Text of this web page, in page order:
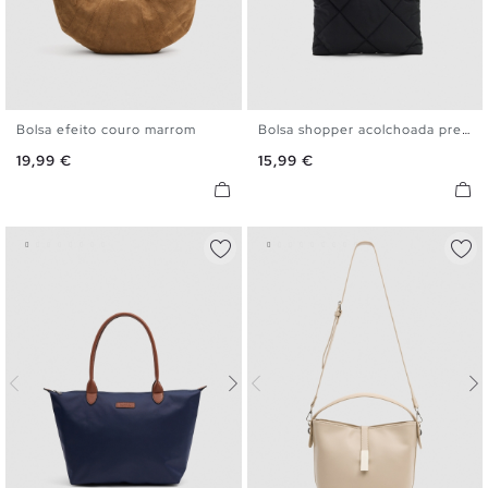
U
Bolsa efeito couro marrom
Preço
19,99 €
U
Bolsa shopper acolchoada preta
Preço
15,99 €